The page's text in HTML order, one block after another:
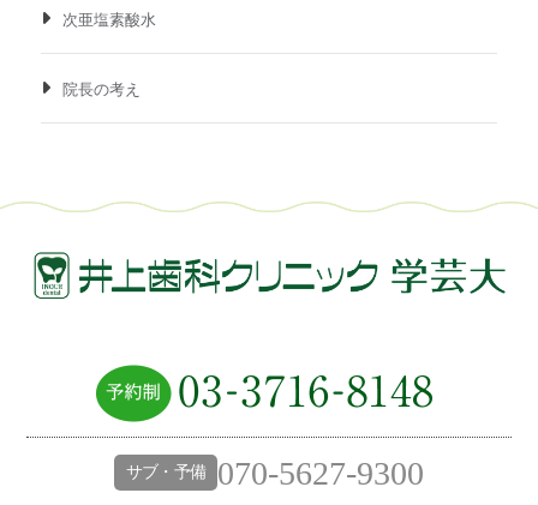
次亜塩素酸水
院長の考え
サブ・予備 070-5627-9300